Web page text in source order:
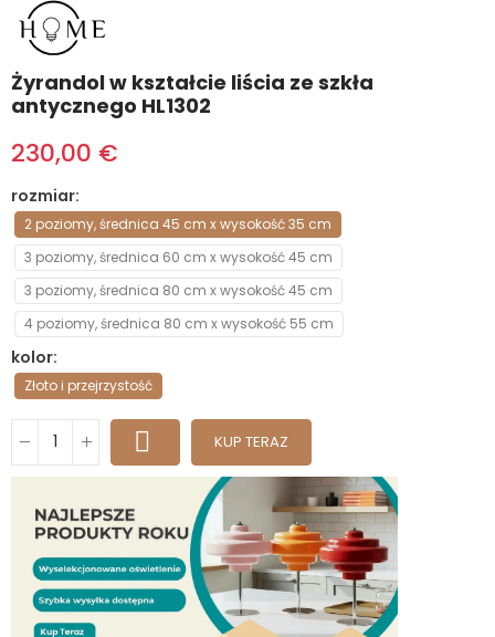
Żyrandol w kształcie liścia ze szkła
antycznego HL1302
230,00 €
rozmiar
2 poziomy, średnica 45 cm x wysokość 35 cm
3 poziomy, średnica 60 cm x wysokość 45 cm
3 poziomy, średnica 80 cm x wysokość 45 cm
4 poziomy, średnica 80 cm x wysokość 55 cm
kolor
Złoto i przejrzystość
KUP TERAZ